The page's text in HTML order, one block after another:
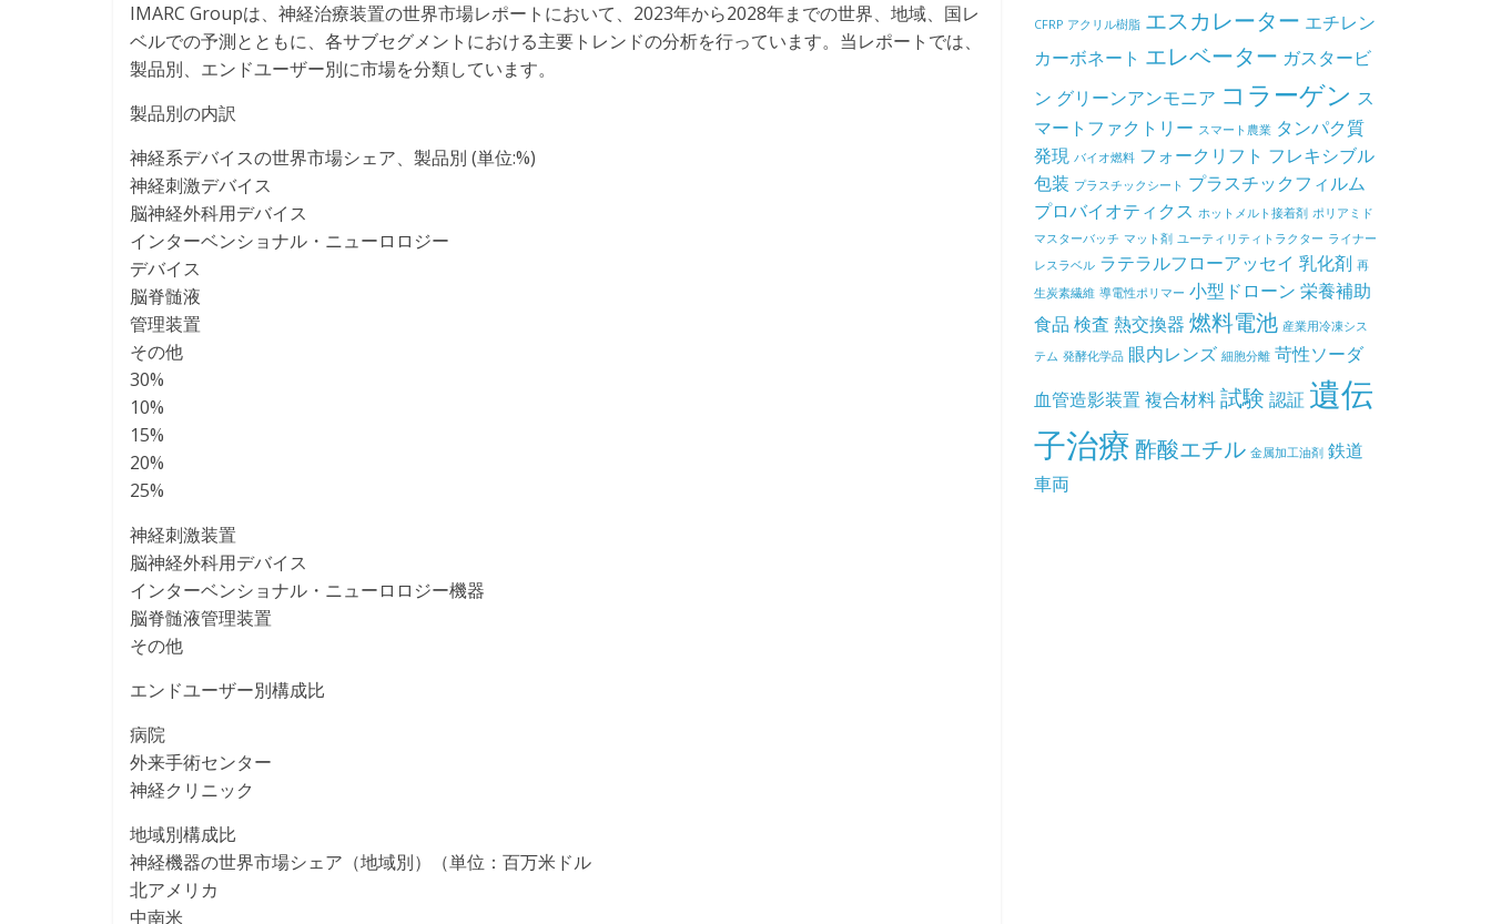
IMARC Groupは、神経治療装置の世界市場レポートにおいて、2023年から2028年までの世界、地域、国レ
ベルでの予測とともに、各サブセグメントにおける主要トレンドの分析を行っています。当レポートでは、
製品別、エンドユーザー別に市場を分類しています。
製品別の内訳
神経系デバイスの世界市場シェア、製品別 (単位:%)
神経刺激デバイス
脳神経外科用デバイス
インターベンショナル・ニューロロジー
デバイス
脳脊髄液
管理装置
その他
30%
10%
15%
20%
25%
神経刺激装置
脳神経外科用デバイス
インターベンショナル・ニューロロジー機器
脳脊髄液管理装置
その他
エンドユーザー別構成比
病院
外来手術センター
神経クリニック
地域別構成比
神経機器の世界市場シェア（地域別）（単位：百万米ドル
北アメリカ
中南米
CFRP アクリル樹脂 エスカレーター エチレン
カーボネート エレベーター ガスタービ
ン グリーンアンモニア コラーゲン ス
マートファクトリー スマート農業 タンパク質
発現 バイオ燃料 フォークリフト フレキシブル
包装 プラスチックシート プラスチックフィルム
プロバイオティクス ホットメルト接着剤 ポリアミド
マスターバッチ マット剤 ユーティリティトラクター ライナー
レスラベル ラテラルフローアッセイ 乳化剤 再
生炭素繊維 導電性ポリマー 小型ドローン 栄養補助
食品 検査 熱交換器 燃料電池 産業用冷凍シス
テム 発酵化学品 眼内レンズ 細胞分離 苛性ソーダ
血管造影装置 複合材料試験 認証 遺伝
子治療 酢酸エチル 金属加工油剤 鉄道
車両